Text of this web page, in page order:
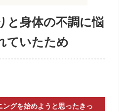
と身体の不調に悩
ていたため
ングを始めようと思ったきっ